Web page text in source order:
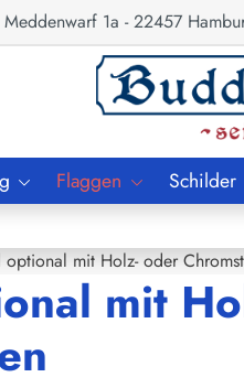
Meddenwarf 1a - 22457
Flaggen Schilder
mit Holz- oder
mit